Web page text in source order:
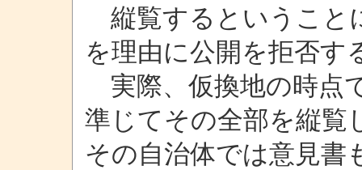
縦覧するということ
を理由に公開を拒否す
実際、仮換地の時点
準じてその全部を縦覧
その自治体では意見書